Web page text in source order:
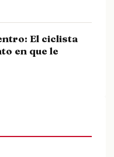
El ciclista
en que le